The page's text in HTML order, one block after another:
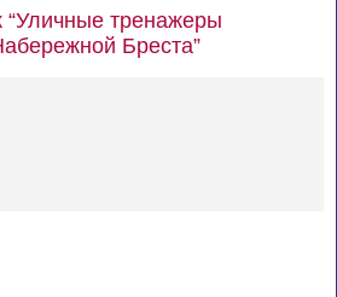
“Уличные тренажеры
Бреста”